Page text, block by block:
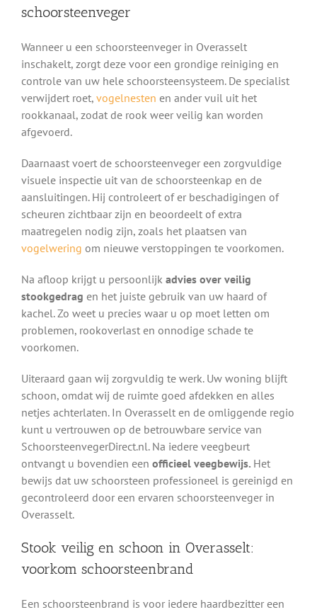
schoorsteenveger
Wanneer u een schoorsteenveger in Overasselt
inschakelt, zorgt deze voor een grondige reiniging en
controle van uw hele schoorsteensysteem. De specialist
verwijdert roet, vogelnesten en ander vuil uit het
rookkanaal, zodat de rook weer veilig kan worden
afgevoerd.
Daarnaast voert de schoorsteenveger een zorgvuldige
visuele inspectie uit van de schoorsteenkap en de
aansluitingen. Hij controleert of er beschadigingen of
scheuren zichtbaar zijn en beoordeelt of extra
maatregelen nodig zijn, zoals het plaatsen van
vogelwering om nieuwe verstoppingen te voorkomen.
Na afloop krijgt u persoonlijk advies over veilig
stookgedrag en het juiste gebruik van uw haard of
kachel. Zo weet u precies waar u op moet letten om
problemen, rookoverlast en onnodige schade te
voorkomen.
Uiteraard gaan wij zorgvuldig te werk. Uw woning blijft
schoon, omdat wij de ruimte goed afdekken en alles
netjes achterlaten. In Overasselt en de omliggende regio
kunt u vertrouwen op de betrouwbare service van
SchoorsteenvegerDirect.nl. Na iedere veegbeurt
ontvangt u bovendien een officieel veegbewijs. Het
bewijs dat uw schoorsteen professioneel is gereinigd en
gecontroleerd door een ervaren schoorsteenveger in
Overasselt.
Stook veilig en schoon in Overasselt:
voorkom schoorsteenbrand
Een schoorsteenbrand is voor iedere haardbezitter een